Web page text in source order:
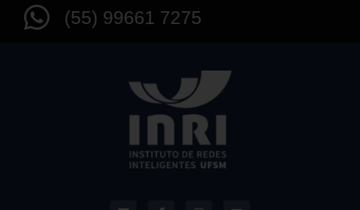
(55) 99661 7275